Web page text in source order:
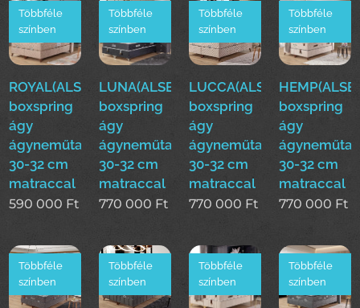
ROYAL(ALS)160*200cm
boxspring
ágy
ágyneműtartóval
30-32 cm
matraccal
Többféle
színben
590 000 Ft
LUNA(ALSE)160*200cm
boxspring
ágy
ágyneműtartóval
30-32 cm
matraccal
Többféle
színben
770 000 Ft
LUCCA(ALSE)160*200cm
boxspring
ágy
ágyneműtartóval
30-32 cm
matraccal
Többféle
színben
770 000 Ft
boxspring
ágy
30-32 cm
matraccal
Többféle
színben
770 000 Ft
Többféle
színben
Többféle
színben
Többféle
színben
Többféle
színben